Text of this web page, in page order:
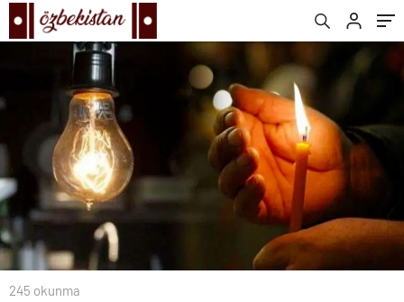
saat kaçta gelecek?
245 okunma
kaçta gelecek?